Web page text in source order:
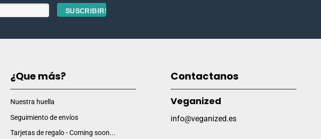
¿Que más?
Nuestra huella
Seguimiento de envíos
Tarjetas de regalo - Coming soon...
Contactanos
Veganized
info@veganized.es